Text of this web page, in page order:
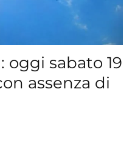
oggi sabato 19
assenza di